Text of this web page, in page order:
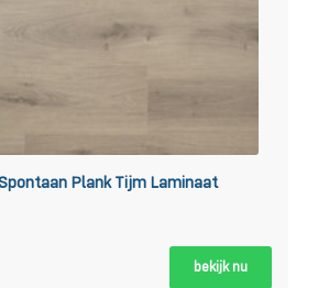
Plank Tijm Laminaat
bekijk nu